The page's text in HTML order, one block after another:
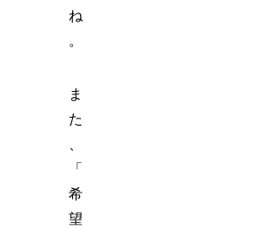
ね
。
ま
た
「
希
望